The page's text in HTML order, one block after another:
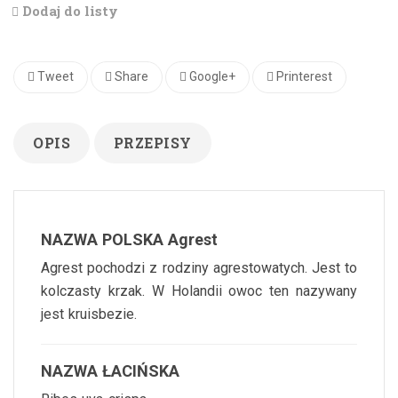
Dodaj do listy
Tweet Share Google+ Printerest
OPIS PRZEPISY
NAZWA POLSKA Agrest
Agrest pochodzi z rodziny agrestowatych. Jest to
kolczasty krzak. W Holandii owoc ten nazywany
jest kruisbezie.
NAZWA ŁACIŃSKA